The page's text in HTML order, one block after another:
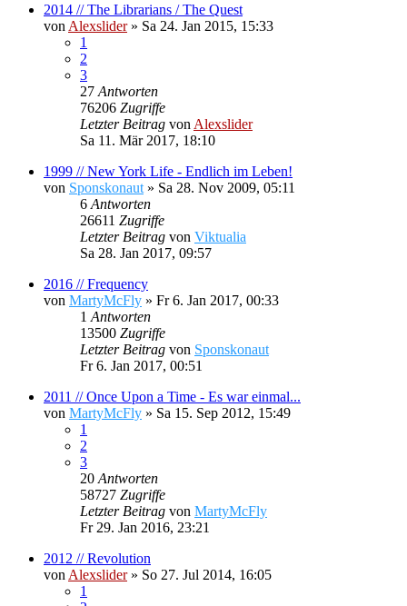
2014 // The Librarians / The Quest
von Alexslider» Sa 24. Jan 2015, 15:33
1
2
3
27 Antworten
76206 Zugriffe
Letzter Beitrag von Alexslider
Sa 11. Mär 2017, 18:10
1999 // New York Life - Endlich im Leben!
von Sponskonaut » Sa 28. Nov 2009, 05:11
6 Antworten
26611 Zugriffe
Letzter Beitrag von Viktualia
Sa 28. Jan 2017, 09:57
2016 // Frequency
von MartyMcFly » Fr 6. Jan 2017, 00:33
1 Antworten
13500 Zugriffe
Letzter Beitrag von Sponskonaut
Fr 6. Jan 2017, 00:51
2011 // Once Upon a Time - Es war einmal...
von MartyMcFly » Sa 15. Sep 2012, 15:49
1
2
3
20 Antworten
58727 Zugriffe
Letzter Beitrag von MartyMcFly
Fr 29. Jan 2016, 23:21
2012 // Revolution
von Alexslider» So 27. Jul 2014, 16:05
1